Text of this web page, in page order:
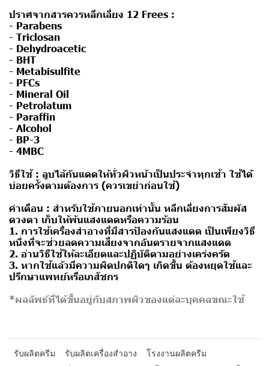
ปราศจากสารควรหลีกเลี่ยง 12 Frees :
- Parabens
- Triclosan
- Dehydroacetic
- BHT
- Metabisulfite
- PFCs
- Mineral Oil
- Petrolatum
- Paraffin
- Alcohol
- BP-3
- 4MBC
วิธีใช้ : ลูบไล้กันแดดให้ทั่วผิวหน้าเป็นประจำทุกเช้า ใช้ได้
บ่อยครั้งตามต้องการ (ควรเขย่าก่อนใช้)
คำเตือน : สำหรับใช้ภายนอกเท่านั้น หลีกเลี่ยงการสัมผัส
ดวงตา เก็บให้พ้นแสงแดดหรือความร้อน
1. การใช้เครื่องสำอางที่มีสารป้องกันแสงแดด เป็นเพียงวิธี
หนึ่งที่จะช่วยลดความเสี่ยงจากอันตรายจากแสงแดด
2. อ่านวิธีใช้ให้ละเอียดและปฏิบัติตามอย่างเคร่งครัด
3. หากใช้แล้วมีความผิดปกติใดๆ เกิดขึ้น ต้องหยุดใช้และ
ปรึกษาแพทย์หรือเภสัชกร
*ผลลัพธ์ที่ได้ขึ้นอยู่กับสภาพผิวของแต่ละบุคคลขณะใช้
รับผลิตครีม รับผลิตเครื่องสำอาง
โรงงานผลิตครีม